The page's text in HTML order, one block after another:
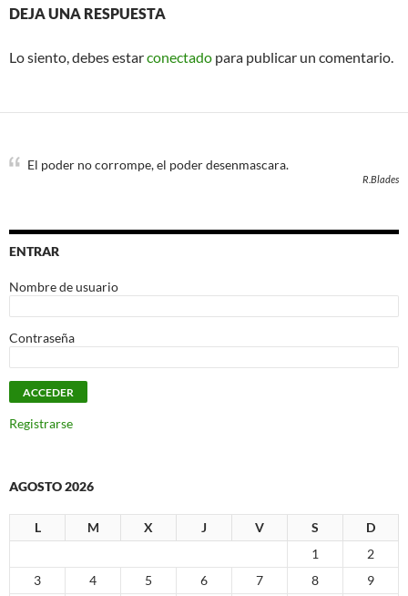
DEJA UNA RESPUESTA
Lo siento, debes estarconectado para publicar un comentario.
El poder no corrompe, el poder desenmascara.
R.Blades
ENTRAR
Nombre de usuario
Contraseña
Registrarse
AGOSTO 2026
L M X J V S
D
1
2
3
4 5 6 7 8
9